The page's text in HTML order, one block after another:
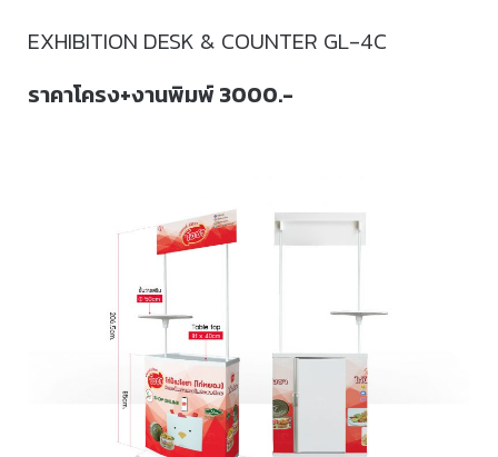
EXHIBITION DESK & COUNTER GL-4C
ราคาโครง+งานพิมพ์ 3000.-